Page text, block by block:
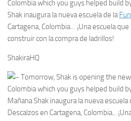
Colombia which you guys helped build
Shak inaugura la nueva escuela de la
Cartagena, Colombia… ¡Una escuela
construir con la compra de ladrillos!
ShakiraHQ